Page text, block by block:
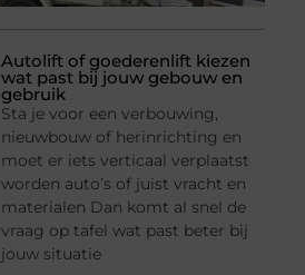
Autolift of goederenlift kiezen
wat past bij jouw gebouw en
gebruik
Sta je voor een verbouwing,
nieuwbouw of herinrichting en
moet er iets verticaal verplaatst
worden auto’s of juist vracht en
materialen Dan komt al snel de
vraag op tafel wat past beter bij
jouw situatie